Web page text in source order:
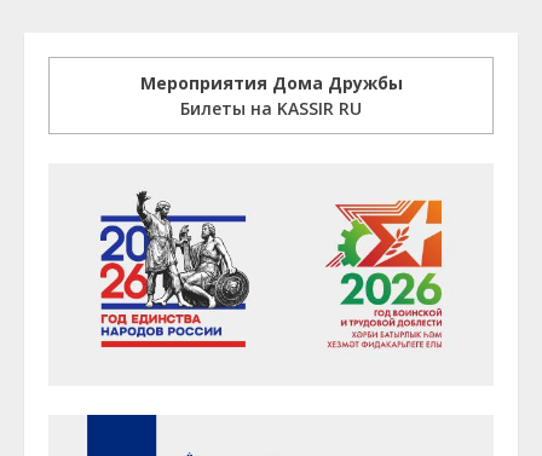
Мероприятия Дома Дружбы
Билеты на KASSIR RU